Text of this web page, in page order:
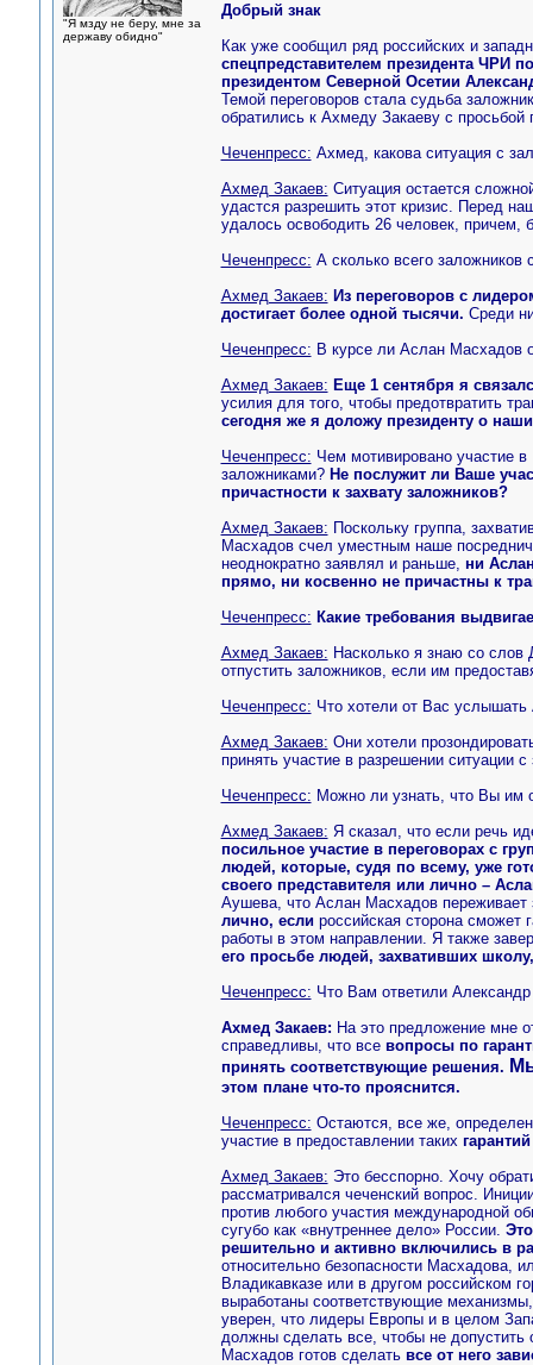
"Я мзду не беру, мне за
державу обидно"
Добрый знак
Как уже сообщил ряд российских и
спецпредставителем президента ЧРИ
президентом Северной Осетии
Темой переговоров стала судьба
обратились к Ахмеду Закаеву с просьбой
Чеченпресс: Ахмед, какова ситуация с
Ахмед Закаев: Ситуация остается
удастся разрешить этот кризис. Перед
удалось освободить 26 человек, причем,
Чеченпресс: А сколько всего
Ахмед Закаев: Из переговоров с
достигает более одной тысячи. Среди
Чеченпресс: В курсе ли Аслан Масхадов
Ахмед Закаев: Еще 1 сентября я
усилия для того, чтобы предотвратить
сегодня же я доложу президенту о
Чеченпресс: Чем мотивировано участие
заложниками? Не послужит ли Ваше
причастности к захвату заложников?
Ахмед Закаев: Поскольку группа,
Масхадов счел уместным наше
неоднократно заявлял и раньше, ни
прямо, ни косвенно не причастны к
Чеченпресс: Какие требования
Ахмед Закаев: Насколько я знаю со
отпустить заложников, если им
Чеченпресс: Что хотели от Вас
Ахмед Закаев: Они хотели
принять участие в разрешении ситуации
Чеченпресс: Можно ли узнать, что Вы им
Ахмед Закаев: Я сказал, что если речь
посильное участие в переговорах с
людей, которые, судя по всему, уже
своего представителя или лично –
Аушева, что Аслан Масхадов
лично, еслироссийская сторона сможет
работы в этом направлении. Я также
его просьбе людей, захвативших
Чеченпресс: Что Вам ответили
Ахмед Закаев: На это предложение мне
справедливы, что все вопросы по
принять соответствующие решения.
этом плане что-то прояснится.
Чеченпресс: Остаются, все же,
участие в предоставлении таких
Ахмед Закаев: Это бесспорно. Хочу
рассматривался чеченский вопрос.
против любого участия международной
сугубо как «внутреннее дело» России.
решительно и активно включились в
относительно безопасности Масхадова,
Владикавказе или в другом российском
выработаны соответствующие
уверен, что лидеры Европы и в целом
должны сделать все, чтобы не
Масхадов готов сделать все от него